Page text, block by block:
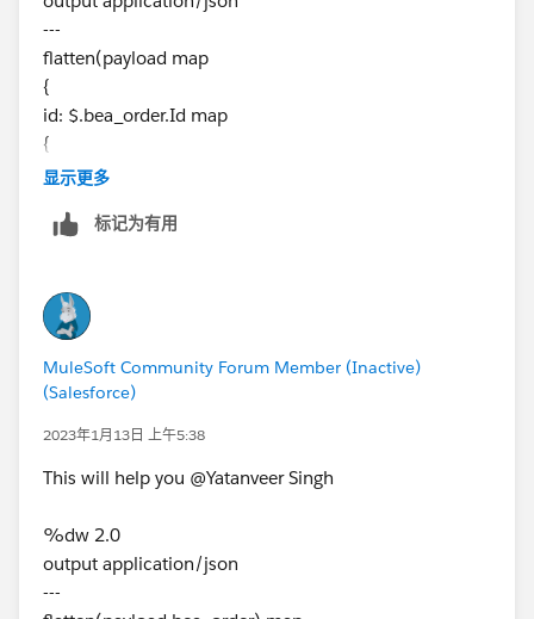
---
    id : $.Id,
}
Can you pl advice how to get the expected output.
Yatan
---
flatten(payload map
{
id: $.bea_order.Id map
{
id: $,
显示更多
标记为有用
MuleSoft Community Forum Member (Inactive)
(Salesforce)
2023年1月13日 上午5:38
This will help you @Yatanveer Singh​
%dw 2.0
output application/json
---